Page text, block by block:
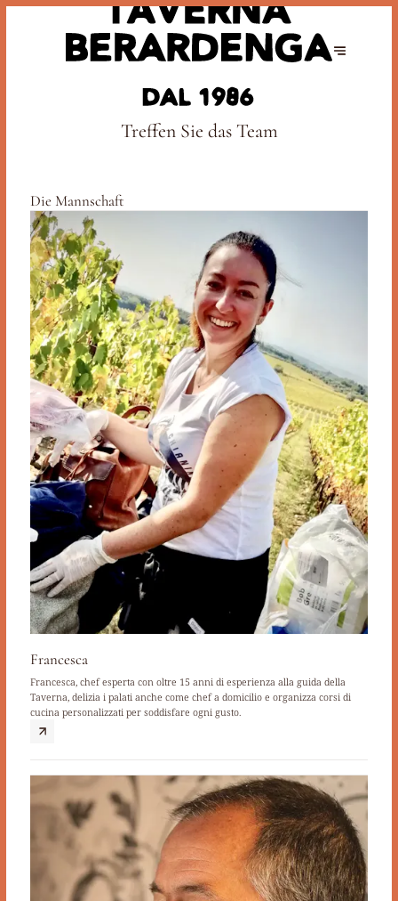
Treffen Sie das Team
Die Mannschaft
Francesca
Francesca, chef esperta con oltre 15 anni di esperienza alla guida della
Taverna, delizia i palati anche come chef a domicilio e organizza corsi di
cucina personalizzati per soddisfare ogni gusto.